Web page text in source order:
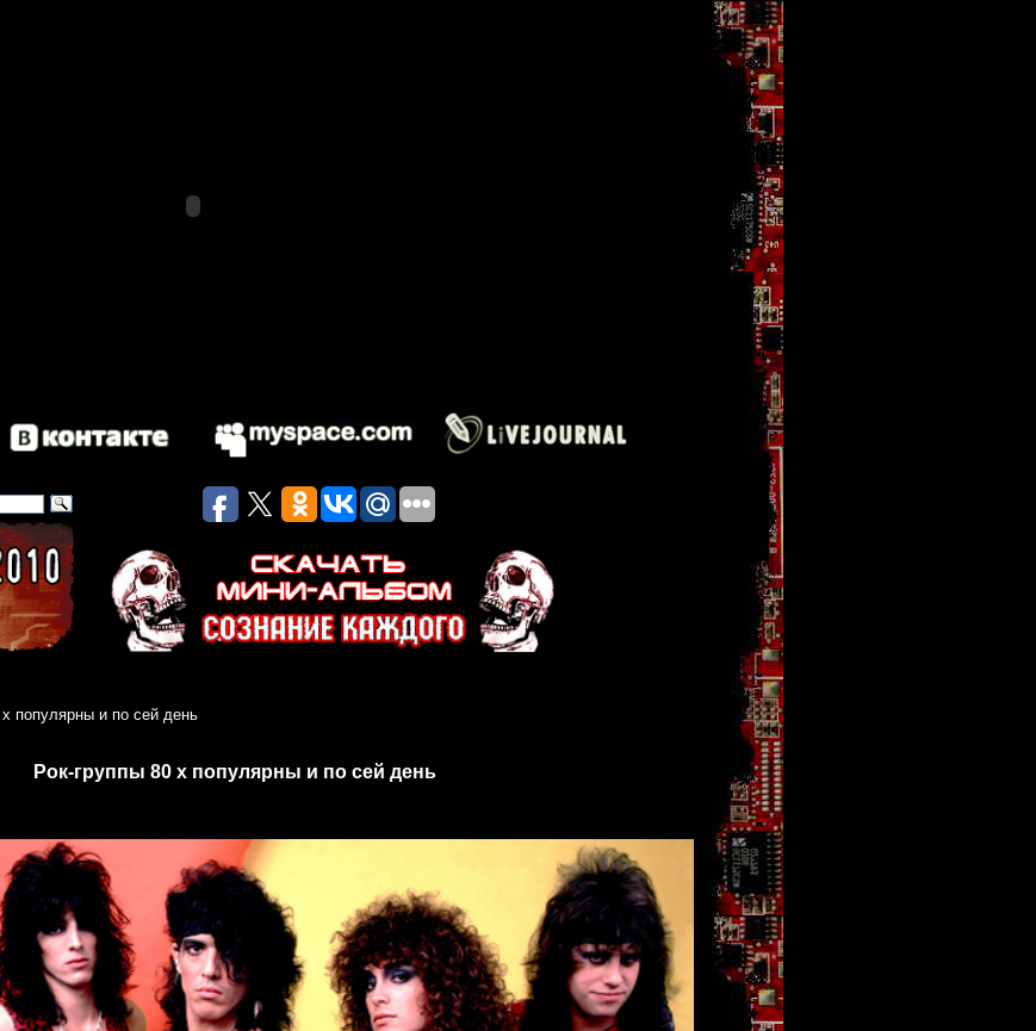
х популярны и по сей день
Рок-группы 80 х популярны и по сей день